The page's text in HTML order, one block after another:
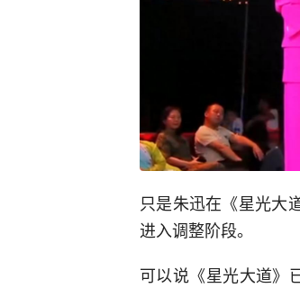
只是朱迅在《星光大
进入调整阶段。
可以说《星光大道》